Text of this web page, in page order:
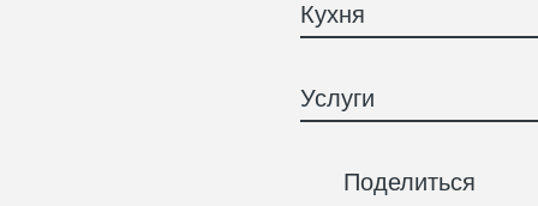
Кухня
Услуги
Поделиться